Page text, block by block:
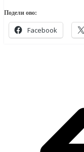
Подели ово:
Facebook